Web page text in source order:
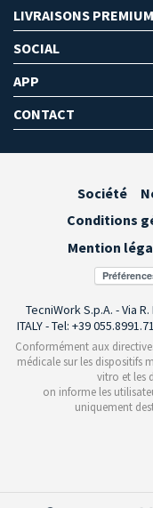
LIVRAISONS PREMIUM
SOCIAL
APP
CONTACT
Société
Conditions
Mention
TecniWork S.p.A. - Via
ITALY - Tel: +39
Conformément aux
médicale sur les dispositifs
vitro et les
on informe les
uniquement